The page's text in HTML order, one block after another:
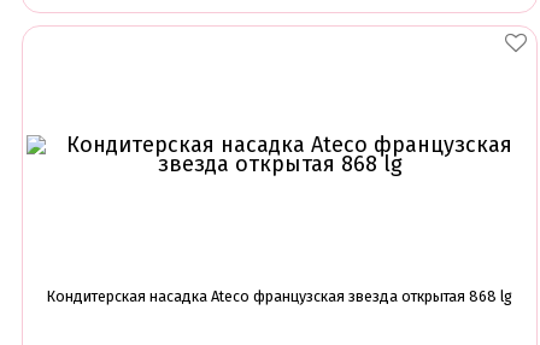
Кондитерская насадка Ateco французская звезда открытая 868 lg